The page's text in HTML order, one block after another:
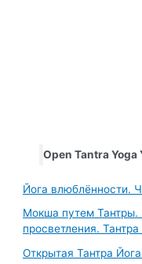
Open Tantra Yoga
Йога влюблённости.
Мокша путем Тантры.
просветления.
Открытая Тантра